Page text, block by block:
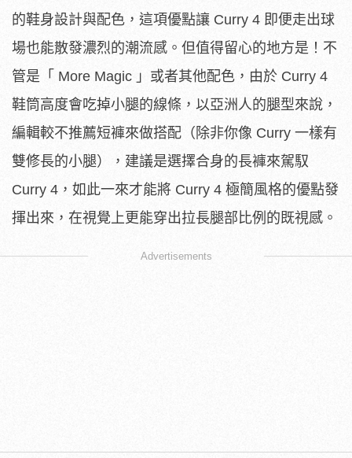
的鞋身設計與配色，這項優點讓 Curry 4 即便走出球
場也能散發濃烈的潮流感。但值得留心的地方是！不
管是「 More Magic 」或者其他配色，由於 Curry 4
鞋筒高度會吃掉小腿的線條，以亞洲人的腿型來說，
編輯較不推薦短褲來做搭配（除非你像 Curry 一樣有
雙修長的小腿），建議是選擇合身的長褲來駕馭
Curry 4，如此一來才能將 Curry 4 極簡風格的優點發
揮出來，在視覺上更能穿出拉長腿部比例的既視感。
Advertisements